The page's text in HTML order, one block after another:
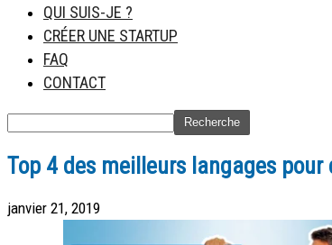
QUI SUIS-JE ?
CRÉER UNE STARTUP
FAQ
CONTACT
Top 4 des meilleurs langages pour
janvier 21, 2019